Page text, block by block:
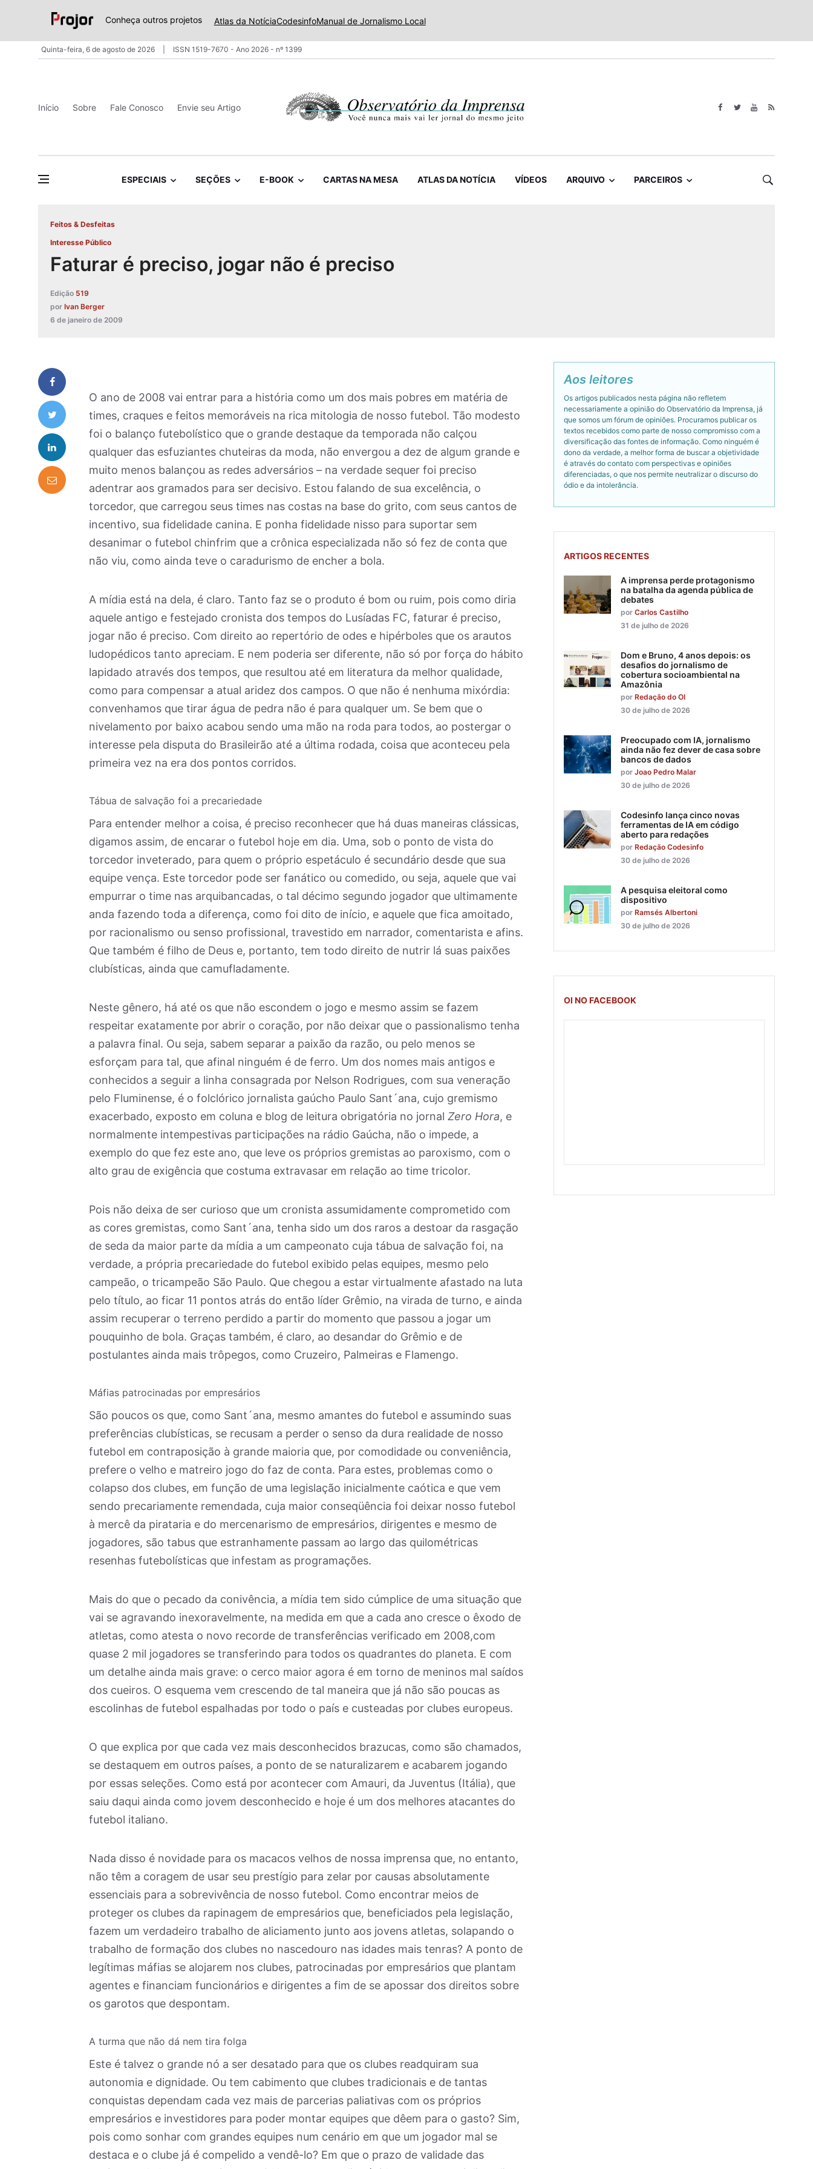
Conheça outros projetos Atlas da NotíciaCodesinfoManual de Jornalismo Local
Quinta-feira, 6 de agosto de 2026 ISSN 1519-7670 - Ano 2026 - nº 1399
Início Sobre Fale Conosco Envie seu Artigo
ESPECIAIS SEÇÕES E-BOOK CARTAS NA MESA ATLAS DA NOTÍCIA VÍDEOS ARQUIVO PARCEIROS
Feitos & Desfeitas
Interesse Público
Faturar é preciso, jogar não é preciso
Edição 519
por Ivan Berger
6 de janeiro de 2009
O ano de 2008 vai entrar para a história como um dos mais pobres em matéria de
times, craques e feitos memoráveis na rica mitologia de nosso futebol. Tão modesto
foi o balanço futebolístico que o grande destaque da temporada não calçou
qualquer das esfuziantes chuteiras da moda, não envergou a dez de algum grande e
muito menos balançou as redes adversários – na verdade sequer foi preciso
adentrar aos gramados para ser decisivo. Estou falando de sua excelência, o
torcedor, que carregou seus times nas costas na base do grito, com seus cantos de
incentivo, sua fidelidade canina. E ponha fidelidade nisso para suportar sem
desanimar o futebol chinfrim que a crônica especializada não só fez de conta que
não viu, como ainda teve o caradurismo de encher a bola.
A mídia está na dela, é claro. Tanto faz se o produto é bom ou ruim, pois como diria
aquele antigo e festejado cronista dos tempos do Lusíadas FC, faturar é preciso,
jogar não é preciso. Com direito ao repertório de odes e hipérboles que os arautos
ludopédicos tanto apreciam. E nem poderia ser diferente, não só por força do hábito
lapidado através dos tempos, que resultou até em literatura da melhor qualidade,
como para compensar a atual aridez dos campos. O que não é nenhuma mixórdia:
convenhamos que tirar água de pedra não é para qualquer um. Se bem que o
nivelamento por baixo acabou sendo uma mão na roda para todos, ao postergar o
interesse pela disputa do Brasileirão até a última rodada, coisa que aconteceu pela
primeira vez na era dos pontos corridos.
Tábua de salvação foi a precariedade
Para entender melhor a coisa, é preciso reconhecer que há duas maneiras clássicas,
digamos assim, de encarar o futebol hoje em dia. Uma, sob o ponto de vista do
torcedor inveterado, para quem o próprio espetáculo é secundário desde que sua
equipe vença. Este torcedor pode ser fanático ou comedido, ou seja, aquele que vai
empurrar o time nas arquibancadas, o tal décimo segundo jogador que ultimamente
anda fazendo toda a diferença, como foi dito de início, e aquele que fica amoitado,
por racionalismo ou senso profissional, travestido em narrador, comentarista e afins.
Que também é filho de Deus e, portanto, tem todo direito de nutrir lá suas paixões
clubísticas, ainda que camufladamente.
Neste gênero, há até os que não escondem o jogo e mesmo assim se fazem
respeitar exatamente por abrir o coração, por não deixar que o passionalismo tenha
a palavra final. Ou seja, sabem separar a paixão da razão, ou pelo menos se
esforçam para tal, que afinal ninguém é de ferro. Um dos nomes mais antigos e
conhecidos a seguir a linha consagrada por Nelson Rodrigues, com sua veneração
pelo Fluminense, é o folclórico jornalista gaúcho Paulo Sant´ana, cujo gremismo
exacerbado, exposto em coluna e blog de leitura obrigatória no jornal Zero Hora, e
normalmente intempestivas participações na rádio Gaúcha, não o impede, a
exemplo do que fez este ano, que leve os próprios gremistas ao paroxismo, com o
alto grau de exigência que costuma extravasar em relação ao time tricolor.
Pois não deixa de ser curioso que um cronista assumidamente comprometido com
as cores gremistas, como Sant´ana, tenha sido um dos raros a destoar da rasgação
de seda da maior parte da mídia a um campeonato cuja tábua de salvação foi, na
verdade, a própria precariedade do futebol exibido pelas equipes, mesmo pelo
campeão, o tricampeão São Paulo. Que chegou a estar virtualmente afastado na luta
pelo título, ao ficar 11 pontos atrás do então líder Grêmio, na virada de turno, e ainda
assim recuperar o terreno perdido a partir do momento que passou a jogar um
pouquinho de bola. Graças também, é claro, ao desandar do Grêmio e de
postulantes ainda mais trôpegos, como Cruzeiro, Palmeiras e Flamengo.
Máfias patrocinadas por empresários
São poucos os que, como Sant´ana, mesmo amantes do futebol e assumindo suas
preferências clubísticas, se recusam a perder o senso da dura realidade de nosso
futebol em contraposição à grande maioria que, por comodidade ou conveniência,
prefere o velho e matreiro jogo do faz de conta. Para estes, problemas como o
colapso dos clubes, em função de uma legislação inicialmente caótica e que vem
sendo precariamente remendada, cuja maior conseqüência foi deixar nosso futebol
à mercê da pirataria e do mercenarismo de empresários, dirigentes e mesmo de
jogadores, são tabus que estranhamente passam ao largo das quilométricas
resenhas futebolísticas que infestam as programações.
Mais do que o pecado da conivência, a mídia tem sido cúmplice de uma situação que
vai se agravando inexoravelmente, na medida em que a cada ano cresce o êxodo de
atletas, como atesta o novo recorde de transferências verificado em 2008,com
quase 2 mil jogadores se transferindo para todos os quadrantes do planeta. E com
um detalhe ainda mais grave: o cerco maior agora é em torno de meninos mal saídos
dos cueiros. O esquema vem crescendo de tal maneira que já não são poucas as
escolinhas de futebol espalhadas por todo o país e custeadas por clubes europeus.
O que explica por que cada vez mais desconhecidos brazucas, como são chamados,
se destaquem em outros países, a ponto de se naturalizarem e acabarem jogando
por essas seleções. Como está por acontecer com Amauri, da Juventus (Itália), que
saiu daqui ainda como jovem desconhecido e hoje é um dos melhores atacantes do
futebol italiano.
Nada disso é novidade para os macacos velhos de nossa imprensa que, no entanto,
não têm a coragem de usar seu prestígio para zelar por causas absolutamente
essenciais para a sobrevivência de nosso futebol. Como encontrar meios de
proteger os clubes da rapinagem de empresários que, beneficiados pela legislação,
fazem um verdadeiro trabalho de aliciamento junto aos jovens atletas, solapando o
trabalho de formação dos clubes no nascedouro nas idades mais tenras? A ponto de
legítimas máfias se alojarem nos clubes, patrocinadas por empresários que plantam
agentes e financiam funcionários e dirigentes a fim de se apossar dos direitos sobre
os garotos que despontam.
A turma que não dá nem tira folga
Este é talvez o grande nó a ser desatado para que os clubes readquiram sua
autonomia e dignidade. Ou tem cabimento que clubes tradicionais e de tantas
conquistas dependam cada vez mais de parcerias paliativas com os próprios
empresários e investidores para poder montar equipes que dêem para o gasto? Sim,
pois como sonhar com grandes equipes num cenário em que um jogador mal se
destaca e o clube já é compelido a vendê-lo? Em que o prazo de validade das
Aos leitores
Os artigos publicados nesta página não refletem
necessariamente a opinião do Observatório da Imprensa, já
que somos um fórum de opiniões. Procuramos publicar os
textos recebidos como parte de nosso compromisso com a
diversificação das fontes de informação. Como ninguém é
dono da verdade, a melhor forma de buscar a objetividade
é através do contato com perspectivas e opiniões
diferenciadas, o que nos permite neutralizar o discurso do
ódio e da intolerância.
ARTIGOS RECENTES
A imprensa perde protagonismo
na batalha da agenda pública de
debates
por Carlos Castilho
31 de julho de 2026
Dom e Bruno, 4 anos depois: os
desafios do jornalismo de
cobertura socioambiental na
Amazônia
por Redação do OI
30 de julho de 2026
Preocupado com IA, jornalismo
ainda não fez dever de casa sobre
bancos de dados
por Joao Pedro Malar
30 de julho de 2026
Codesinfo lança cinco novas
ferramentas de IA em código
aberto para redações
por Redação Codesinfo
30 de julho de 2026
A pesquisa eleitoral como
dispositivo
por Ramsés Albertoni
30 de julho de 2026
OI NO FACEBOOK